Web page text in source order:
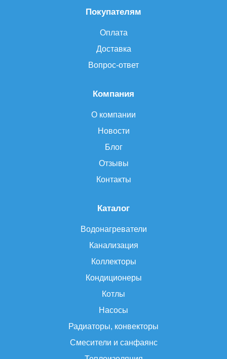
Каталог
Водонагреватели
Канализация
Коллекторы
Кондиционеры
Котлы
Насосы
Радиаторы, конвекторы
Смесители и санфаянс
Компания
О компании
Новости
Блог
Отзывы
Контакты
Покупателям
Оплата
Доставка
Вопрос-ответ